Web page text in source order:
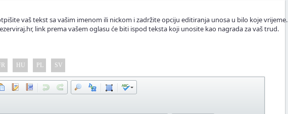
vaš tekst sa vašim imenom ili nickom i zadržite opciju editiranja unosa u bilo koje vrijeme.
link prema vašem oglasu će biti ispod teksta koji unosite kao nagrada za vaš trud.
HU PL SV